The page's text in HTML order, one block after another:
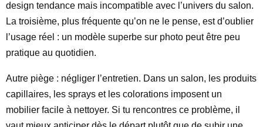
design tendance mais incompatible avec l’univers du salon.
La troisième, plus fréquente qu’on ne le pense, est d’oublier
l’usage réel : un modèle superbe sur photo peut être peu
pratique au quotidien.
Autre piège : négliger l’entretien. Dans un salon, les produits
capillaires, les sprays et les colorations imposent un
mobilier facile à nettoyer. Si tu rencontres ce problème, il